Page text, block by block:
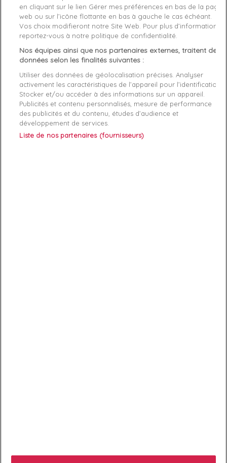
Je craque ! favorite_border
Livraison gratuite *
Produit certifié authentique
Caractéristiques produit
Description Détails du produit Fabriquant
en cliquant sur le lien Gérer mes préférences en bas de la page
web ou sur l’icône flottante en bas à gauche le cas échéant.
Vos choix modifieront notre Site Web. Pour plus d’informations,
reportez-vous à notre politique de confidentialité.
Nos équipes ainsi que nos partenaires externes, traitent des
données selon les finalités suivantes :
Utiliser des données de géolocalisation précises. Analyser
activement les caractéristiques de l’appareil pour l’identification.
Stocker et/ou accéder à des informations sur un appareil.
Publicités et contenu personnalisés, mesure de performance
des publicités et du contenu, études d’audience et
développement de services.
Liste de nos partenaires (fournisseurs)